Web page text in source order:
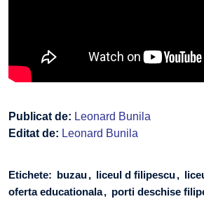
Publicat de: Leonard Bunila
Editat de: Leonard Bunila
Etichete: buzau liceul d filipescu
oferta educationala porti deschise